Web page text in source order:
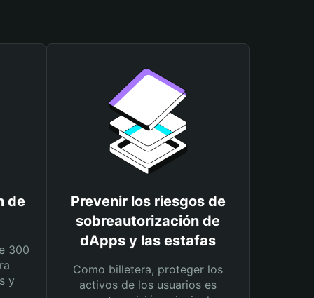
de
300
y
Prevenir los riesgos de
sobreautorización de
dApps y las estafas
Como billetera, proteger los
activos de los usuarios es